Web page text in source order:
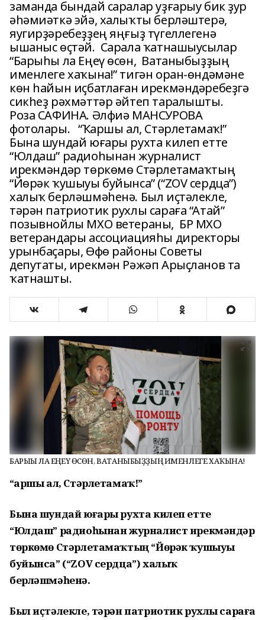
заманда бындай саралар уҙғарыу бик ҙур
әһәмиәткә эйә, халыҡты берләштерә,
яугирҙәребеҙҙең яңғыҙ түгеллегенә
ышаныс өҫтәй. Сарала ҡатнашыусылар
“Барыһы ла Еңеү өсөн, Ватаныбыҙҙың
именлеге хаҡына!” тигән оран-өндәмәне
көн һайын иҫбатлаған ирекмәндәребеҙгә
сикһеҙ рәхмәттәр әйтеп таралышты.
Роза САФИНА. Әлфиә МАНСУРОВА
фотолары. “Ҡаршы ал, Стәрлетамаҡ!”
Бына шундай юғары рухта килеп етте
“Юлдаш” радиоһынан журналист
ирекмәндәр төркөмө Стәрлетамаҡтың
“Йөрәк ҡушыуы буйынса” (“ZOV сердца”)
халыҡ берләшмәһенә. Был иҫтәлекле,
тәрән патриотик рухлы сараға “Атай”
позывнойлы МХО ветераны, БР МХО
ветерандары ассоциацияһы директоры
урынбаҫары, Өфө районы Советы
депутаты, ирекмән Рәжәп Арыҫланов та
ҡатнашты.
БАРЫҺЫ ЛА ЕҢЕҮ ӨСӨН, ВАТАНЫБЫҘҘЫҢ ИМЕНЛЕГЕ ХАҠЫНА!
“Ҡаршы ал, Стәрлетамаҡ!”
Бына шундай юғары рухта килеп етте
“Юлдаш” радиоһынан журналист ирекмәндәр
төркөмө Стәрлетамаҡтың “Йөрәк ҡушыуы
буйынса” (“ZOV сердца”) халыҡ
берләшмәһенә.
Был иҫтәлекле, тәрән патриотик рухлы сараға